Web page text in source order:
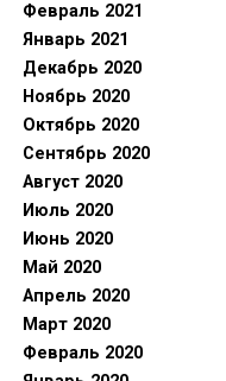
Февраль 2021
Январь 2021
Декабрь 2020
Ноябрь 2020
Октябрь 2020
Сентябрь 2020
Август 2020
Июль 2020
Июнь 2020
Май 2020
Апрель 2020
Март 2020
Февраль 2020